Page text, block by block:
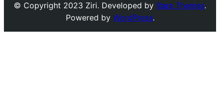
© Copyright 2023 Ziri. Developed by Rara Themes.
Powered by WordPress.